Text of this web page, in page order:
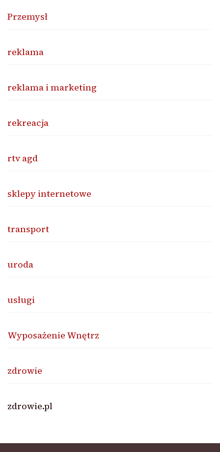
Przemysł
reklama
reklama i marketing
rekreacja
rtv agd
sklepy internetowe
transport
uroda
usługi
Wyposażenie Wnętrz
zdrowie
zdrowie.pl